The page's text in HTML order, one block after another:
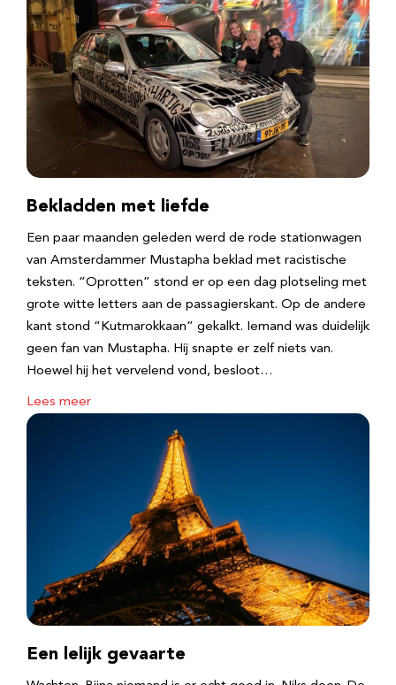
Bekladden met liefde
Een paar maanden geleden werd de rode stationwagen
van Amsterdammer Mustapha beklad met racistische
teksten. “Oprotten” stond er op een dag plotseling met
grote witte letters aan de passagierskant. Op de andere
kant stond “Kutmarokkaan” gekalkt. Iemand was duidelijk
geen fan van Mustapha. Hij snapte er zelf niets van.
Hoewel hij het vervelend vond, besloot…
Lees meer
Een lelijk gevaarte